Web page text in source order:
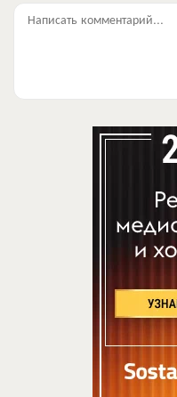
Написать комментарий...